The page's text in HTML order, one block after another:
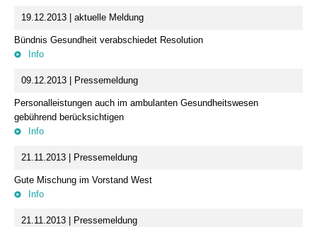
19.12.2013 | aktuelle Meldung
Bündnis Gesundheit verabschiedet Resolution
Info
09.12.2013 | Pressemeldung
Personalleistungen auch im ambulanten Gesundheitswesen
gebührend berücksichtigen
Info
21.11.2013 | Pressemeldung
Gute Mischung im Vorstand West
Info
21.11.2013 | Pressemeldung